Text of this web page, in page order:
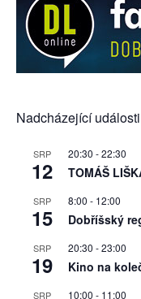
Nadcházející události
SRP
12
20:30 -22:30
TOMÁŠ
SRP
15
8:00 - 12:00
Dobříšský
SRP
19
20:30 -23:00
Kino na
SRP 10:00 - 11:00